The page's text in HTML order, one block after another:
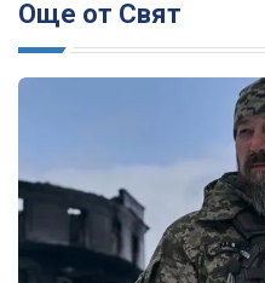
Още от Свят